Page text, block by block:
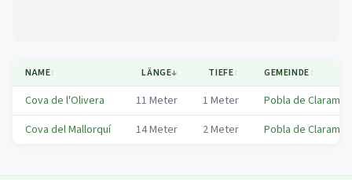
NAME↕ LÄNGE↓ TIEFE↕ GEMEINDE↕
Cova de l'Olivera 11 Meter 1 Meter
Pobla de
Cova del Mallorquí
14Meter 2Meter Pobla de